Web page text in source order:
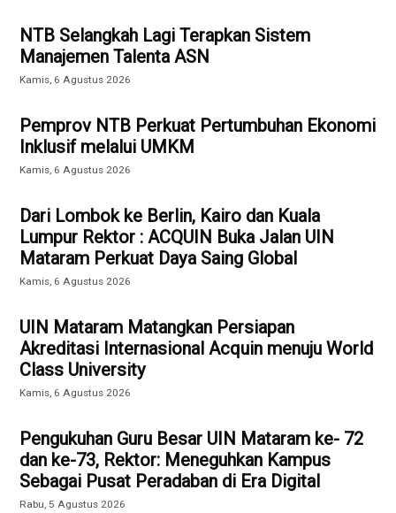
NTB Selangkah Lagi Terapkan Sistem
Manajemen Talenta ASN
Kamis, 6 Agustus 2026
Pemprov NTB Perkuat Pertumbuhan Ekonomi
Inklusif melalui UMKM
Kamis, 6 Agustus 2026
Dari Lombok ke Berlin, Kairo dan Kuala
Lumpur Rektor : ACQUIN Buka Jalan UIN
Mataram Perkuat Daya Saing Global
Kamis, 6 Agustus 2026
UIN Mataram Matangkan Persiapan
Akreditasi Internasional Acquin menuju World
Class University
Kamis, 6 Agustus 2026
Pengukuhan Guru Besar UIN Mataram ke- 72
dan ke-73, Rektor: Meneguhkan Kampus
Sebagai Pusat Peradaban di Era Digital
Rabu, 5 Agustus 2026